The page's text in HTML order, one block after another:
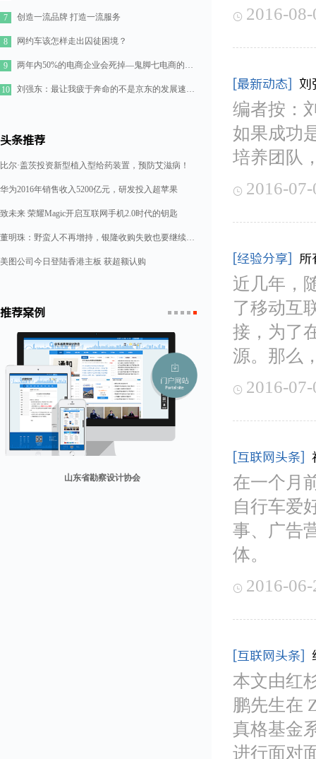
7 创造一流品牌 打造一流服务
8 网约车该怎样走出囚徒困境？
9 两年内50%的电商企业会死掉—鬼脚七电商的七点思考
10 刘强东：最让我疲于奔命的不是京东的发展速度，而是如何管理好11万人的队伍
头条推荐
比尔·盖茨投资新型植入型给药装置，预防艾滋病！
华为2016年销售收入5200亿元，研发投入超苹果
致未来 荣耀Magic开启互联网手机2.0时代的钥匙
董明珠：野蛮人不再增持，银隆收购失败也要继续造格力汽车
美图公司今日登陆香港主板 获超额认购
推荐案例
兰纳美宿客栈
1 2
 2016-
[最新动态] 刘
编者按：
如果成功
培养团队
 2016-
[经验分享] 所
近几年，
了移动互
接，为了
源。那么
 2016-
[互联网头条]
在一个月
自行车爱
事、广告
体。
 2016-
[互联网头条]
本文由红
鹏先生在
真格基金
进行面对